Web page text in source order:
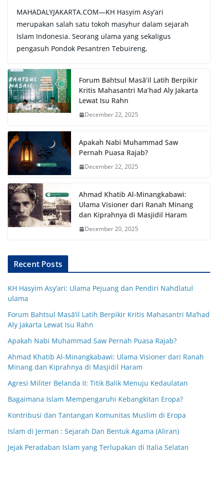
MAHADALYJAKARTA.COM—KH Hasyim Asy’ari
merupakan salah satu tokoh masyhur dalam sejarah
Islam Indonesia. Seorang ulama yang sekaligus
pengasuh Pondok Pesantren Tebuireng,
Forum Bahtsul Masā’il Latih Berpikir
Kritis Mahasantri Ma’had Aly Jakarta
Lewat Isu Rahn
December 22, 2025
Apakah Nabi Muhammad Saw
Pernah Puasa Rajab?
December 22, 2025
Ahmad Khatib Al-Minangkabawi:
Ulama Visioner dari Ranah Minang
dan Kiprahnya di Masjidil Haram
December 20, 2025
Recent Posts
KH Hasyim Asy’ari: Ulama Pejuang dan Pendiri Nahdlatul
ulama
Forum Bahtsul Masā’il Latih Berpikir Kritis Mahasantri Ma’had
Aly Jakarta Lewat Isu Rahn
Apakah Nabi Muhammad Saw Pernah Puasa Rajab?
Ahmad Khatib Al-Minangkabawi: Ulama Visioner dari Ranah
Minang dan Kiprahnya di Masjidil Haram
Agresi Militer Belanda II: Titik Balik Menuju Kedaulatan
Bagaimana Islam Mempengaruhi Kebangkitan Eropa?
Kontribusi dan Tantangan Komunitas Muslim di Eropa
Islam di Jerman : Sejarah Dan Bentuk Agama (Aliran)
Jejak Peradaban Islam yang Terlupakan di Italia Selatan